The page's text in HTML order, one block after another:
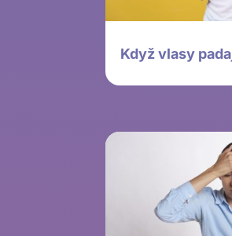
Když vlasy